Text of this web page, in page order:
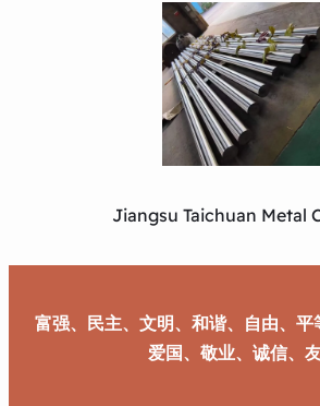
Jiangsu Taichuan Metal
富强、民主、文明、和谐、自由、平
爱国、敬业、诚信、